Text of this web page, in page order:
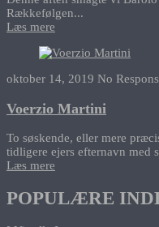
Rækkefølgen...
Læs mere
oktober 14, 2019 No
Voerzio Martini
To søskende, eller mere
tidligere ejers efternavn med
Læs mere
POPULÆRE